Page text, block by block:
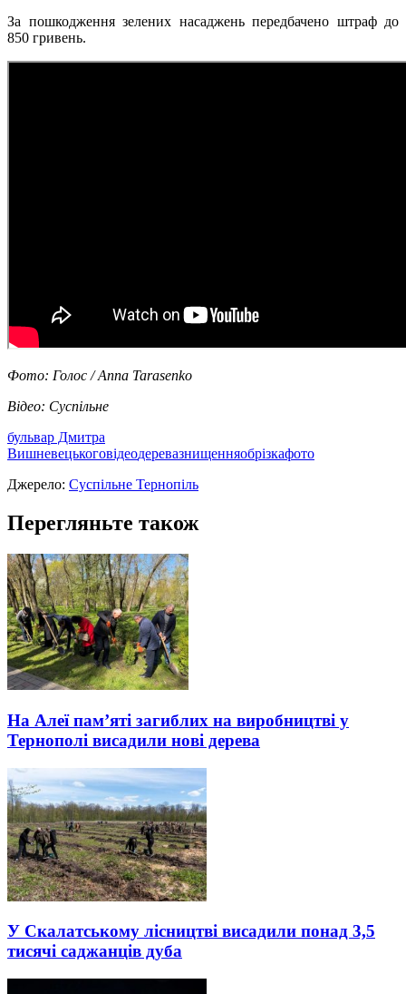
За пошкодження зелених насаджень передбачено штраф до
850 гривень.
Фото: Голос / Anna Tarasenko
Відео: Суспільне
бульвар Дмитра
Вишневецькоговідеодеревазнищенняобрізкафото
Джерело: Суспільне Тернопіль
Перегляньте також
На Алеї пам’яті загиблих на виробництві у
Тернополі висадили нові дерева
У Скалатському лісництві висадили понад 3,5
тисячі саджанців дуба